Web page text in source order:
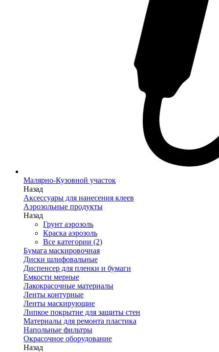
Малярно-Кузовной участок
Назад
Аксессуары для нанесения клеев
Аэрозольные продукты
Назад
Грунт аэрозоль
Краска аэрозоль
Все категории (2)
Бумага маскировочная
Диски шлифовальные
Диспенсер для пленки и бумаги
Емкости мерные
Лакокрасочные материалы
Ленты контурные
Ленты маскирующие
Липкое покрытие для защиты стен
Материалы для ремонта пластика
Напольные фильтры
Окрасочное оборудование
Назад